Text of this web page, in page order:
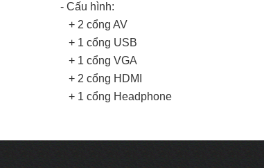
- Cấu hình:
+ 2 cổng AV
+ 1 cổng USB
+ 1 cổng VGA
+ 2 cổng HDMI
+ 1 cổng Headphone